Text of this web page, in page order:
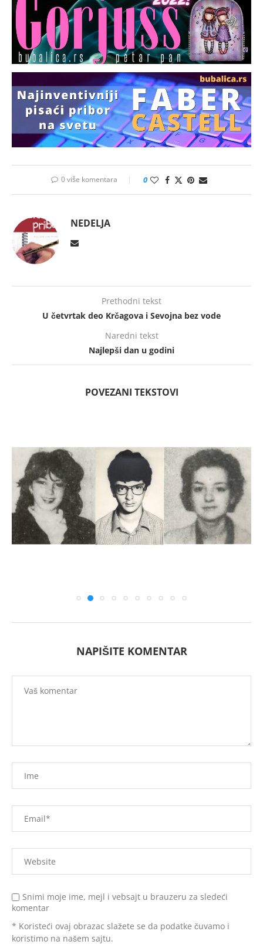
0 više komentara 0
NEDELJA
Prethodni tekst
U četvrtak deo Krčagova i Sevojna bez vode
Naredni tekst
Najlepši dan u godini
POVEZANI TEKSTOVI
NAPIŠITE KOMENTAR
Snimi moje ime, mejl i vebsajt u brauzeru za sledeći
komentar
* Koristeći ovaj obrazac slažete se da podatke čuvamo i
koristimo na našem sajtu.